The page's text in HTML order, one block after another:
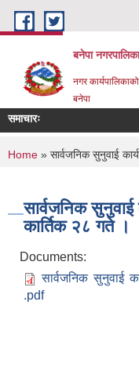
Skip to main content
बनेपा नगरपालिका
नगर
बनेपा
समाचारः
You are
Home » सार्वजनिक सुनुवाई
सार्वजनिक
कार्तिक २८ गते ।
Documents:
सार्वजनिक सुनुवाई
.pdf